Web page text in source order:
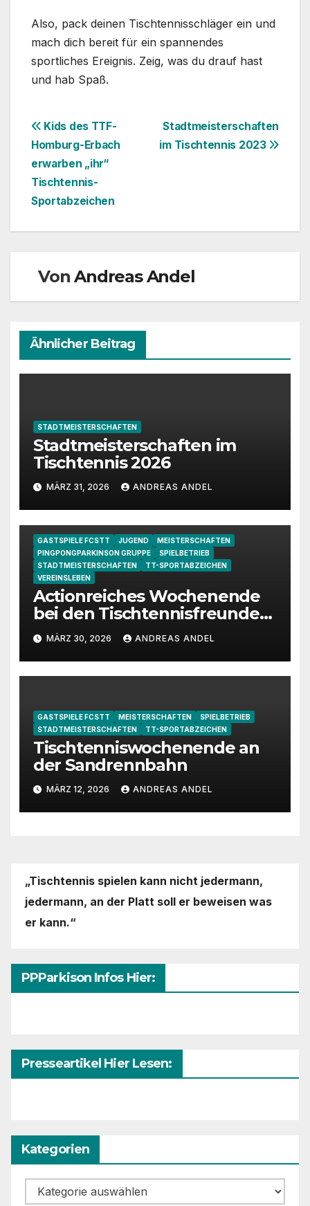
Also, pack deinen Tischtennisschläger ein und
mach dich bereit für ein spannendes
sportliches Ereignis. Zeig, was du drauf hast
und hab Spaß.
Beitragsnavigation
Stadtmeisterschaften
im Tischtennis 2023
Kids des TTF-
Homburg-Erbach
erwarben „ihr“
Tischtennis-
Sportabzeichen
VonAndreas Andel
Ähnlicher Beitrag
STADTMEISTERSCHAFTEN
Stadtmeisterschaften im
Tischtennis 2026
MÄRZ 31, 2026 ANDREAS ANDEL
GASTSPIELE FCSTT JUGEND
MEISTERSCHAFTEN
PINGPONGPARKINSON GRUPPE
SPIELBETRIEB
STADTMEISTERSCHAFTEN
TT-SPORTABZEICHEN
VEREINSLEBEN
Actionreiches Wochenende
bei den Tischtennisfreunden
Homburg-Erbach
MÄRZ 30, 2026 ANDREAS ANDEL
GASTSPIELE FCSTT MEISTERSCHAFTEN
SPIELBETRIEB
STADTMEISTERSCHAFTEN
TT-SPORTABZEICHEN
Tischtenniswochenende an
der Sandrennbahn
MÄRZ 12, 2026 ANDREAS ANDEL
„Tischtennis spielen kann nicht jedermann,
jedermann, an der Platt soll er beweisen was
er kann.“
PPParkison Infos Hier:
Presseartikel Hier Lesen:
Kategorien
Kategorien